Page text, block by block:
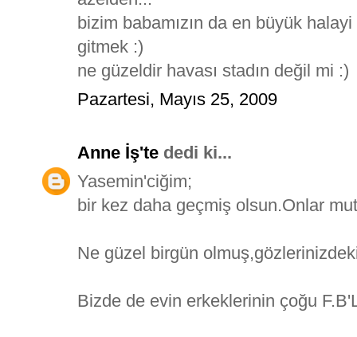
bizim babamızın da en büyük
gitmek :)
ne güzeldir havası stadın değil mi :)
Pazartesi, Mayıs 25, 2009
Anne İş'te dedi ki...
Yasemin'ciğim;
bir kez daha geçmiş olsun.Onlar
Ne güzel birgün olmuş,gözlerinizdeki
Bizde de evin erkeklerinin çoğu